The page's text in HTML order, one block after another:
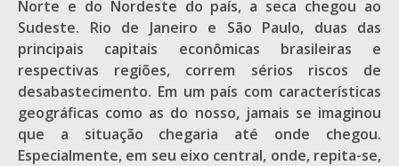
Norte e do Nordeste do país, a seca chegou ao
Sudeste. Rio de Janeiro e São Paulo, duas das
principais capitais econômicas brasileiras e
respectivas regiões, correm sérios riscos de
desabastecimento. Em um país com características
geográficas como as do nosso, jamais se imaginou
que a situação chegaria até onde chegou.
Especialmente, em seu eixo central, onde, repita-se,